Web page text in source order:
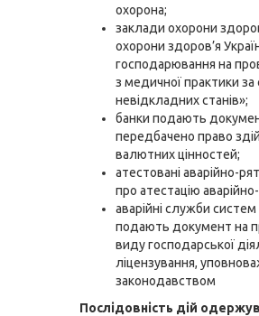
охорона;
заклади охорони
охорони здоров’я
господарювання на
з медичної практики
невідкладних станів»;
банки подають
передбачено право
валютних цінностей;
атестовані аварійно-
про атестацію
аварійні служби
подають документ на
виду господарської
ліцензування,
законодавством
Послідовність дій